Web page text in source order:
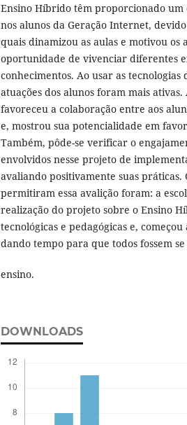
Ensino Híbrido têm proporcionado um
nos alunos da Geração Internet,
quais dinamizou as aulas e motivou os
oportunidade de vivenciar diferentes
conhecimentos. Ao usar as
atuações dos alunos foram mais
favoreceu a colaboração entre aos
e, mostrou sua potencialidade em
Também, pôde-se verificar o
envolvidos nesse projeto de
avaliando positivamente suas práticas.
permitiram essa avalição foram: a
realização do projeto sobre o Ensino
tecnológicas e pedagógicas e,
dando tempo para que todos fossem
ensino.
DOWNLOADS